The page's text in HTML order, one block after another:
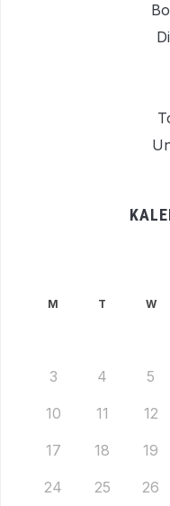
M T W
3 4 5
10 11 12
17 18 19
24 25 26